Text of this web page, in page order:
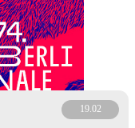
19.02